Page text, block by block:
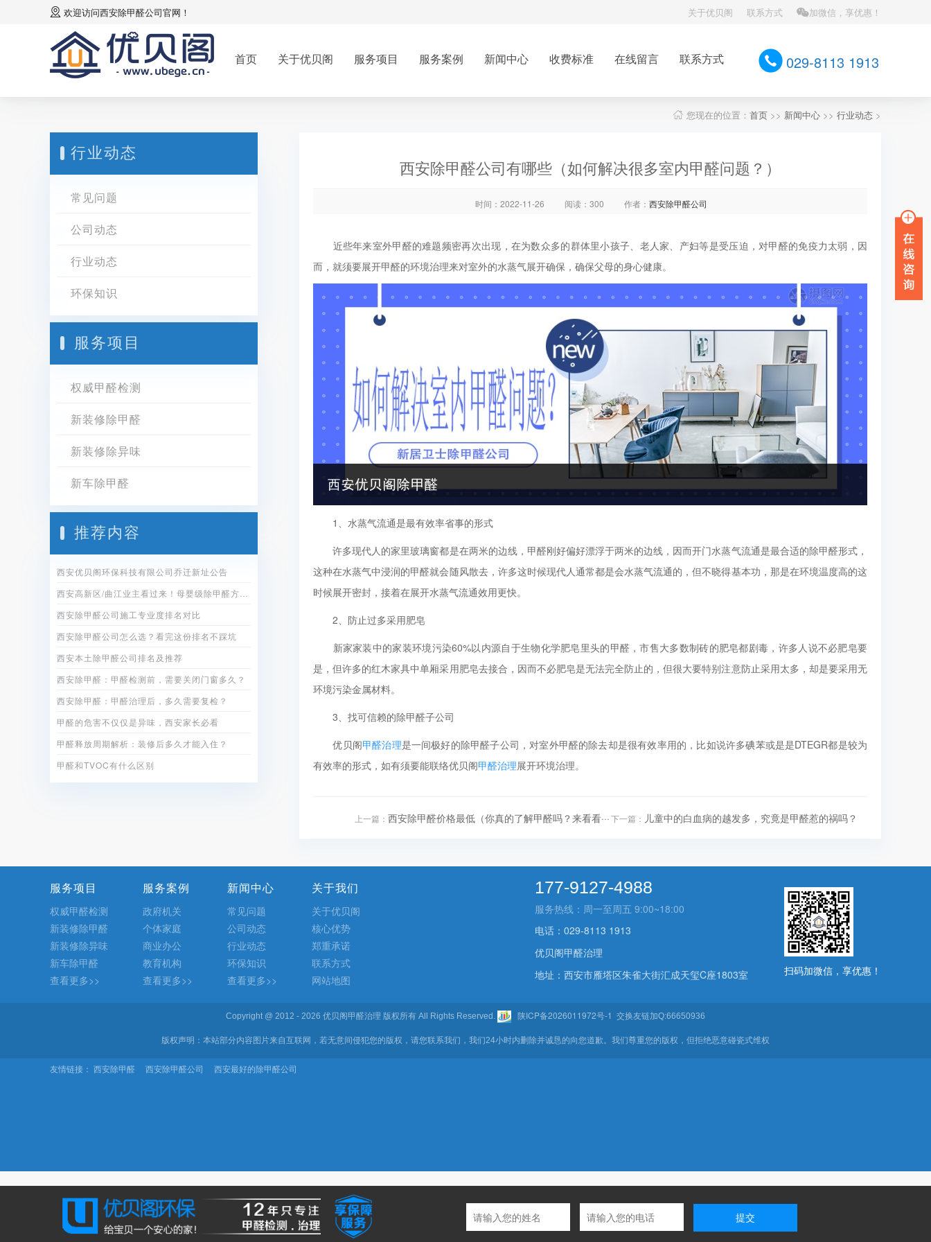
欢迎访问西安除甲醛公司官网！ 关于优贝阁 联系方式 加微信，享优惠！
首页 关于优贝阁 服务项目 服务案例 新闻中心 收费标准 在线留言 联系方式 029-8113 1913
您现在的位置： 首页 >> 新闻中心 >> 行业动态 >
行业动态
常见问题
公司动态
行业动态
环保知识
服务项目
权威甲醛检测
新装修除甲醛
新装修除异味
新车除甲醛
推荐内容
西安优贝阁环保科技有限公司乔迁新址公告
西安除甲醛公司施工专业度排名对比
西安除甲醛公司怎么选？看完这份排名不踩坑
西安本土除甲醛公司排名及推荐
西安除甲醛：甲醛检测前，需要关闭门窗多久？
西安除甲醛：甲醛治理后，多久需要复检？
甲醛的危害不仅仅是异味，西安家长必看
甲醛释放周期解析：装修后多久才能入住？
甲醛和TVOC有什么区别
西安除甲醛公司有哪些（如何解决很多室内甲醛问题？）
时间：2022-11-26 阅读：300 作者： 西安除甲醛公司
近些年来室外甲醛的难题频密再次出现，在为数众多的群体里小孩子、老人家、产妇等是受压迫，对甲醛的免疫力太弱，因
而，就须要展开甲醛的环境治理来对室外的水蒸气展开确保，确保父母的身心健康。
1、水蒸气流通是最有效率省事的形式
许多现代人的家里玻璃窗都是在两米的边线，甲醛刚好偏好漂浮于两米的边线，因而开门水蒸气流通是最合适的除甲醛形式，
这种在水蒸气中浸润的甲醛就会随风散去，许多这时候现代人通常都是会水蒸气流通的，但不晓得基本功，那是在环境温度高的这
时候展开密封，接着在展开水蒸气流通效用更快。
2、防止过多采用肥皂
新家家装中的家装环境污染60%以内源自于生物化学肥皂里头的甲醛，市售大多数制砖的肥皂都剧毒，许多人说不必肥皂要
是，但许多的红木家具中单厢采用肥皂去接合，因而不必肥皂是无法完全防止的，但很大要特别注意防止采用太多，却是要采用无
环境污染金属材料。
3、找可信赖的除甲醛子公司
优贝阁甲醛治理是一间极好的除甲醛子公司，对室外甲醛的除去却是很有效率用的，比如说许多碘苯或是是DTEGR都是较为
有效率的形式，如有须要能联络优贝阁甲醛治理展开环境治理。
上一篇： 西安除甲醛价格最低（你真的了解甲醛吗？来看看···下一篇： 儿童中的白血病的越发多，究竟是甲醛惹的祸吗？
服务项目
权威甲醛检测
新装修除甲醛
新装修除异味
新车除甲醛
查看更多>>
服务案例
政府机关
个体家庭
商业办公
教育机构
查看更多>>
新闻中心
常见问题
公司动态
行业动态
环保知识
查看更多>>
关于我们
关于优贝阁
核心优势
郑重承诺
联系方式
网站地图
177-9127-4988
服务热线：周一至周五 9:00~18:00
电话：029-8113 1913
优贝阁甲醛治理
地址：西安市雁塔区朱雀大街汇成天玺C座1803室
扫码加微信，享优惠！
Copyright @ 2012 - 2026 优贝阁甲醛治理 版权所有 All Rights Reserved. 陕ICP备2026011972号-1 交换友链加Q:66650936
版权声明：本站部分内容图片来自互联网，若无意间侵犯您的版权，请您联系我们，我们24小时内删除并诚恳的向您道歉。我们尊重您的版权，但拒绝恶意碰瓷式维权
友情链接： 西安除甲醛 西安除甲醛公司 西安最好的除甲醛公司
提交